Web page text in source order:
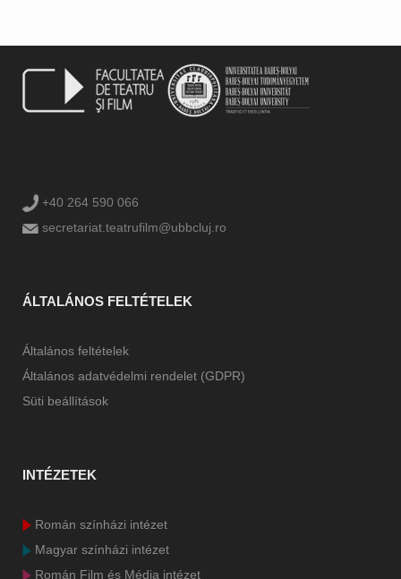
+40 264 590 066
secretariat.teatrufilm@ubbcluj.ro
ÁLTALÁNOS FELTÉTELEK
Általános feltételek
Általános adatvédelmi rendelet (GDPR)
Süti beállítások
INTÉZETEK
Román színházi intézet
Magyar színházi intézet
Román Film és Média intézet